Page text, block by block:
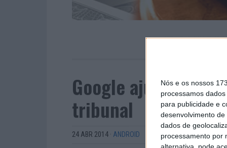
Nós e os nossos
processamos
para publicidade e
desenvolvimento de
dados de
processamento por
Google ajuda
tribunal
24 ABR 2014 · ANDROID